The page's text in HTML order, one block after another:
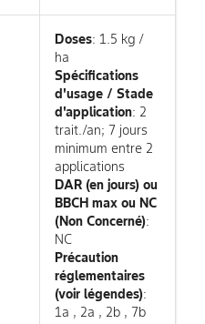
Doses: 1.5 kg /
ha
Spécifications
d'usage / Stade
d'application: 2
trait./an; 7 jours
minimum entre 2
applications
DAR (en jours) ou
BBCH max ou NC
(Non Concerné):
NC
Précaution
réglementaires
(voir légendes):
1a , 2a , 2b , 7b